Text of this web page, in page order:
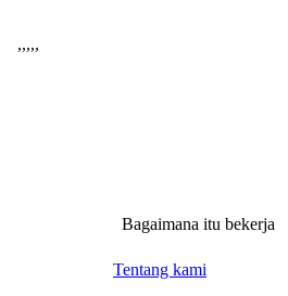
,,,,,
Bagaimana itu bekerja
Tentang kami